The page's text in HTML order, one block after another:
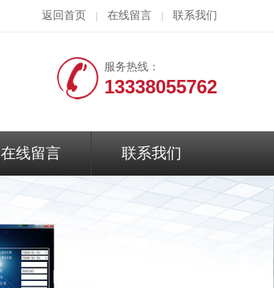
返回首页 在线留言 联系我们
服务热线：
13338055762
在线留言 联系我们